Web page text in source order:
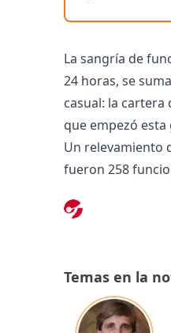
La sangría de
24 horas, se
casual: la
que empezó esta
Un relevamiento
fueron 258
El domingo por
Tesoro de la
Este lunes,
Regulador del
Temas en la